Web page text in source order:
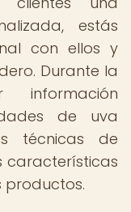
estás
con ellos y
Durante la
información
de uva
técnicas de
características
productos.